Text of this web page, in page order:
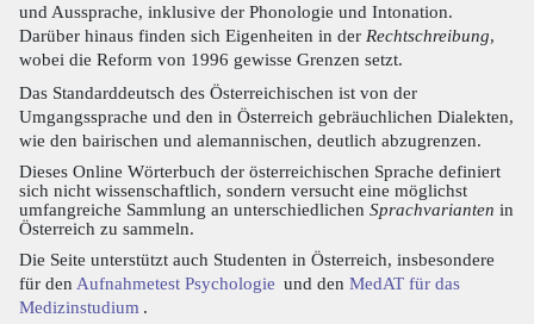
und Aussprache, inklusive der Phonologie und Intonation.
Darüber hinaus finden sich Eigenheiten in der Rechtschreibung,
wobei die Reform von 1996 gewisse Grenzen setzt.
Das Standarddeutsch des Österreichischen ist von der
Umgangssprache und den in Österreich gebräuchlichen Dialekten,
wie den bairischen und alemannischen, deutlich abzugrenzen.
Dieses Online Wörterbuch der österreichischen Sprache definiert
sich nicht wissenschaftlich, sondern versucht eine möglichst
umfangreiche Sammlung an unterschiedlichen Sprachvarianten in
Österreich zu sammeln.
Die Seite unterstützt auch Studenten in Österreich, insbesondere
für den Aufnahmetest Psychologie und den MedAT für das
Medizinstudium .